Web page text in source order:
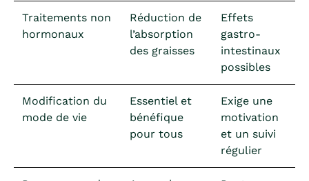
Traitements non
hormonaux
Réduction de
l’absorption
des graisses
Effets
gastro-
intestinaux
possibles
Modification du
mode de vie
Essentiel et
bénéfique
pour tous
Exige une
motivation
et un suivi
régulier